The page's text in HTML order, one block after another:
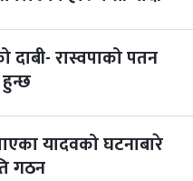
रास्वपाको पतन
यादवको घटनाबारे
गठन